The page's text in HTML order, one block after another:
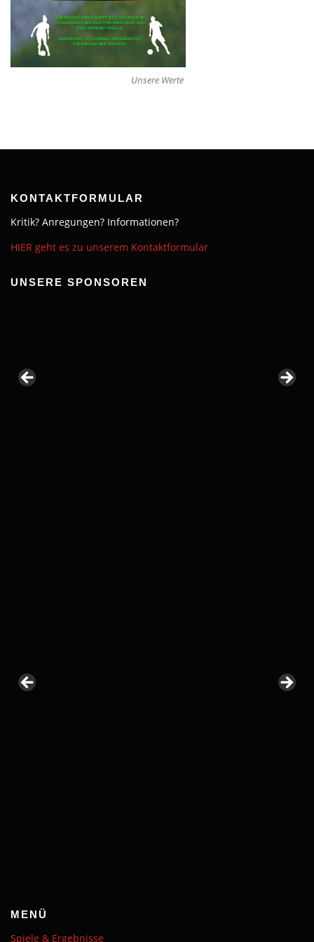
Unsere Werte
KONTAKTFORMULAR
Kritik? Anregungen? Informationen?
HIER geht es zu unserem Kontaktformular
UNSERE SPONSOREN
MENÜ
Spiele & Ergebnisse